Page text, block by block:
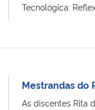
Tecnológica:
Mestrandas do
As discentes Rita